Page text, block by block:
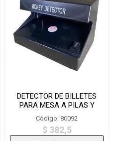
DETECTOR DE BILLETES
PARA MESA A PILAS Y
CORRIENTE -AD-018
Código: 80092
$ 382,5